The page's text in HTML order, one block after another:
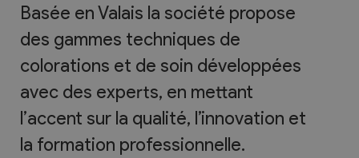
Basée en Valais la société propose
des gammes techniques de
colorations et de soin développées
avec des experts, en mettant
l’accent sur la qualité, l’innovation et
la formation professionnelle.